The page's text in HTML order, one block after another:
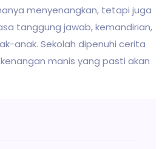
menyenangkan, tetapi juga
tanggung jawab, kemandirian,
anak. Sekolah dipenuhi cerita
manis yang pasti akan